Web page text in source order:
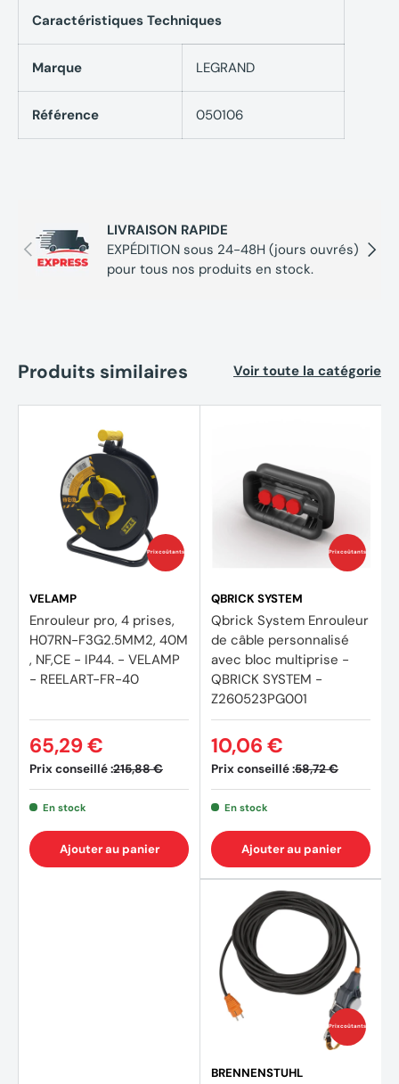
Caractéristiques Techniques
Marque LEGRAND
Référence 050106
Précédent
LIVRAISON RAPIDE
EXPÉDITION sous 24-48H (jours ouvrés)
pour tous nos produits en stock.
Produits similaires Voir toute la catégorie
Prix coûtants
VELAMP
Enrouleur pro, 4 prises,
H07RN-F3G2.5MM2, 40M
, NF,CE - IP44. - VELAMP
- REELART-FR-40
Prix conseillé :215,88 €
65,29 €
En stock
Ajouter au panier
Prix coûtants
QBRICK SYSTEM
Qbrick System Enrouleur
de câble personnalisé
avec bloc multiprise -
QBRICK SYSTEM -
Z260523PG001
Prix conseillé :58,72 €
10,06 €
En stock
Ajouter au panier
Prix coûtants
BRENNENSTUHL